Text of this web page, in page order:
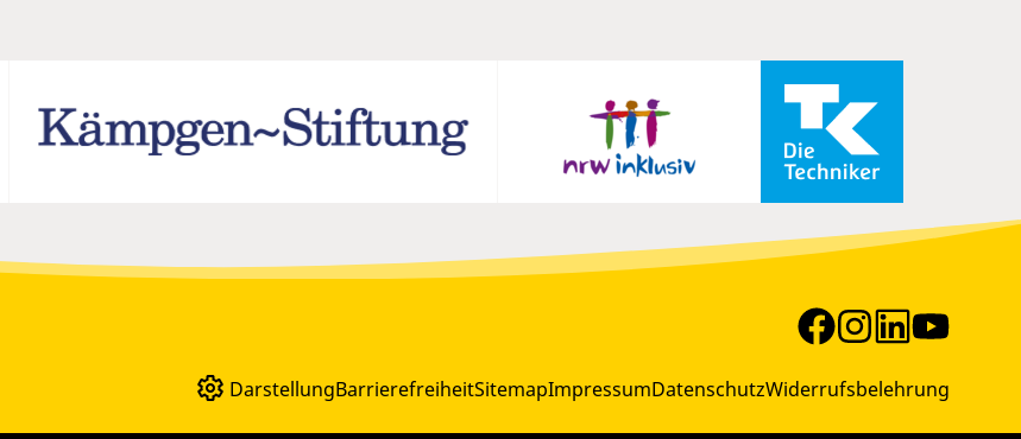
DarstellungBarrierefreiheitSitemapImpressumDatenschutzWiderrufsbelehrung